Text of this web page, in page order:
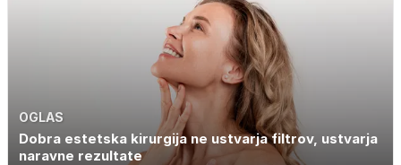
popoldanskega
slanine, temveč
zaradi živila, ki
ga imamo vsi
radi
OGLAS
Dobra estetska kirurgija ne ustvarja filtrov, ustvarja
naravne rezultate